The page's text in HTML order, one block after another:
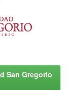
San Gregorio